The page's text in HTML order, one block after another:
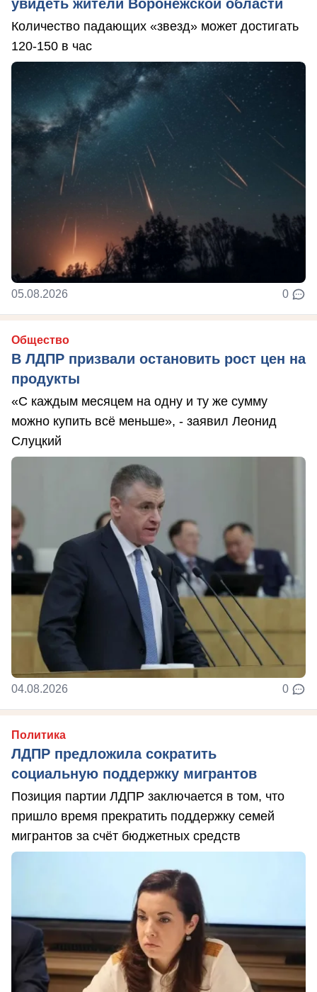
увидеть жители Воронежской области
Количество падающих «звезд» может достигать
120-150 в час
05.08.2026 0
Общество
В ЛДПР призвали остановить рост цен на
продукты
«С каждым месяцем на одну и ту же сумму
можно купить всё меньше», - заявил Леонид
Слуцкий
04.08.2026 0
Политика
ЛДПР предложила сократить
социальную поддержку мигрантов
Позиция партии ЛДПР заключается в том, что
пришло время прекратить поддержку семей
мигрантов за счёт бюджетных средств